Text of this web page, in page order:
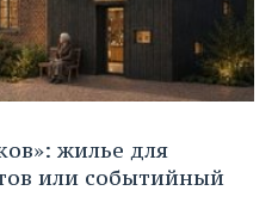
жилье для
или событийный